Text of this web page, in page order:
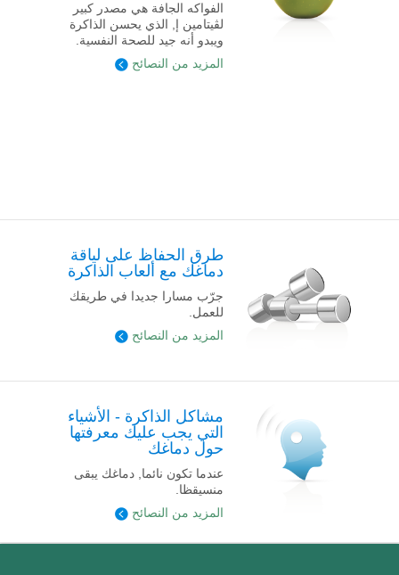
مشاكل الذاكرة - الأشياء
التي يجب عليك معرفتها
حول دماغك
عندما تكون نائما, دماغك يبقى
منسيقظا.
المزيد من النصائح
طرق الحفاظ على لياقة
دماغك مع ألعاب الذاكرة
جرّب مسارا جديدا في طريقك
للعمل.
المزيد من النصائح
الفواكه الجافة هي مصدر كبير
لڤيتامين إ, الذي يحسن الذاكرة
ويبدو أنه جيد للصحة النفسية.
المزيد من النصائح